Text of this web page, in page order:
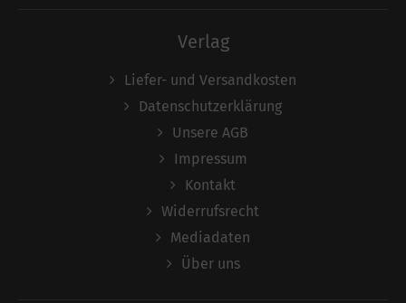
Verlag
Liefer- und Versandkosten
Datenschutzerklärung
Unsere AGB
Impressum
Kontakt
Widerrufsrecht
Mediadaten
Über uns